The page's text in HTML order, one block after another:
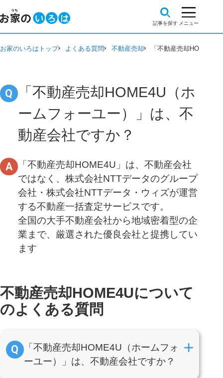
お家のいろはトップ よくある質問 不動産売却 「不動産売却HOME4U
「不動産売却HOME4U（ホ
ームフォーユー）」は、不
動産会社ですか？
「不動産売却HOME4U」は、不動産会社
ではなく、株式会社NTTデータのグループ
会社・株式会社NTTデータ・ウィズが運営
する不動産一括査定サービスです。
全国の大手不動産会社から地域密着型の企
業まで、厳選された優良会社と提携してい
ます
不動産売却HOME4Uについて
のよくある質問
「不動産売却HOME4U（ホームフォ
ーユー）」は、不動産会社ですか？